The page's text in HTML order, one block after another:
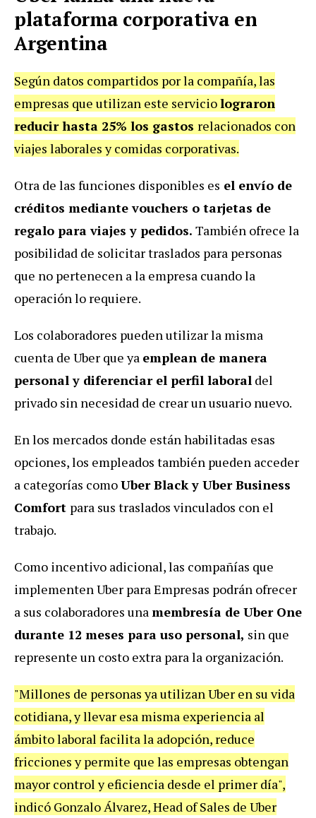
plataforma corporativa en
Argentina
Según datos compartidos por la compañía, las
empresas que utilizan este serviciolograron
reducir hasta 25% los gastos relacionados con
viajes laborales y comidas corporativas.
Otra de las funciones disponibles es el envío de
créditos mediante vouchers o tarjetas de
regalo para viajes y pedidos. También ofrece la
posibilidad de solicitar traslados para personas
que no pertenecen a la empresa cuando la
operación lo requiere.
Los colaboradores pueden utilizar la misma
cuenta de Uber que ya emplean de manera
personal y diferenciar el perfil laboral del
privado sin necesidad de crear un usuario nuevo.
En los mercados donde están habilitadas esas
opciones, los empleados también pueden acceder
a categorías comoUber Black y Uber Business
Comfort para sus traslados vinculados con el
trabajo.
Como incentivo adicional, las compañías que
implementen Uber para Empresas podrán ofrecer
a sus colaboradores una membresía de Uber One
durante 12 meses para uso personal, sin que
represente un costo extra para la organización.
"Millones de personas ya utilizan Uber en su vida
cotidiana, y llevar esa misma experiencia al
ámbito laboral facilita la adopción, reduce
fricciones y permite que las empresas obtengan
mayor control y eficiencia desde el primer día",
indicó Gonzalo Álvarez, Head of Sales de Uber